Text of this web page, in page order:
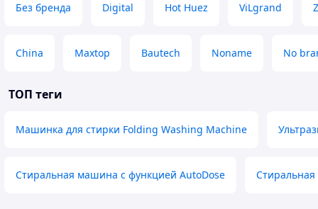
Без бренда Digital Hot Huez ViLgrand
China Maxtop Bautech Noname No
ТОП теги
Машинка для стирки Folding Washing Machine
Стиральная машина с функцией AutoDose